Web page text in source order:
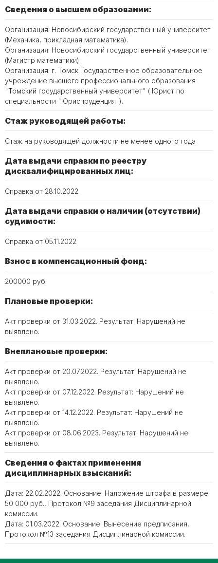
Сведения о высшем образовании:
Организация: Новосибирский государственный университет
(Механика, прикладная математика).
Организация: Новосибирский государственный университет
(Магистр математики).
Организация: г. Томск Государственное образовательное
учреждение высшего профессионального образования
"Томский государственный университет" ( Юрист по
специальности "Юриспруденция").
Стаж руководящей работы:
Стаж на руководящей должности не менее одного года
Дата выдачи справки по реестру
дисквалифицированных лиц:
Справка от 28.10.2022
Дата выдачи справки о наличии (отсутствии)
судимости:
Справка от 05.11.2022
Взнос в компенсационный фонд:
200000 руб.
Плановые проверки:
Акт проверки от 31.03.2022. Результат: Нарушений не
выявлено.
Внеплановые проверки:
Акт проверки от 20.07.2022. Результат: Нарушений не
выявлено.
Акт проверки от 07.12.2022. Результат: Нарушений не
выявлено.
Акт проверки от 14.12.2022. Результат: Нарушений не
выявлено.
Акт проверки от 08.06.2023. Результат: Нарушений не
выявлено.
Сведения о фактах применения
дисциплинарных взысканий:
Дата: 22.02.2022. Основание: Наложение штрафа в размере
50 000 руб., Протокол №9 заседания Дисциплинарной
комиссии.
Дата: 01.03.2022. Основание: Вынесение предписания,
Протокол №13 заседания Дисциплинарной комиссии.